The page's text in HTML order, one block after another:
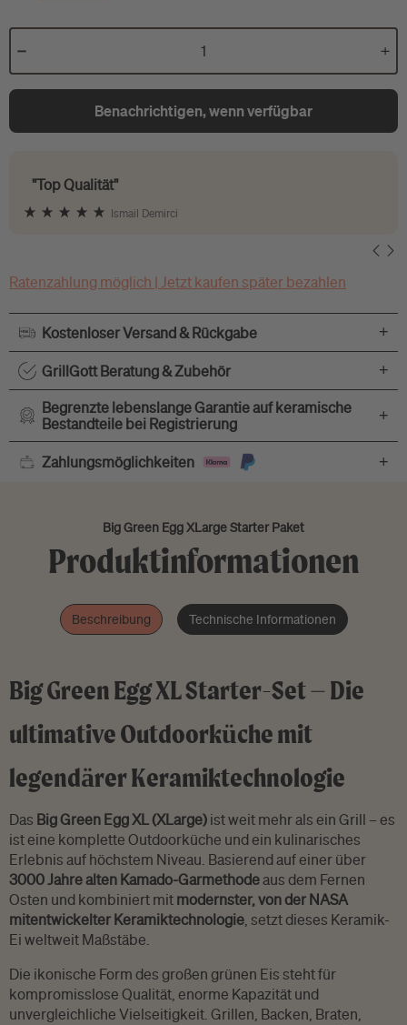
Benachrichtigen, wenn verfügbar
"Top Qualität"
Ismail Demirci
Ratenzahlung möglich | Jetzt kaufen später bezahlen
Kostenloser Versand & Rückgabe +
GrillGott Beratung & Zubehör +
Begrenzte lebenslange Garantie auf keramische
Bestandteile bei Registrierung
+
Zahlungsmöglichkeiten +
Big Green Egg XLarge Starter Paket
Produktinformationen
Beschreibung Technische Informationen
Big Green Egg XL Starter-Set – Die
ultimative Outdoorküche mit
legendärer Keramiktechnologie
Das Big Green Egg XL (XLarge) ist weit mehr als ein Grill – es
ist eine komplette Outdoorküche und ein kulinarisches
Erlebnis auf höchstem Niveau. Basierend auf einer über
3000 Jahre alten Kamado-Garmethodeaus dem Fernen
Osten und kombiniert mit modernster, von der NASA
mitentwickelter Keramiktechnologie , setzt dieses Keramik-
Ei weltweit Maßstäbe.
Die ikonische Form des großen grünen Eis steht für
kompromisslose Qualität, enorme Kapazität und
unvergleichliche Vielseitigkeit. Grillen, Backen, Braten,